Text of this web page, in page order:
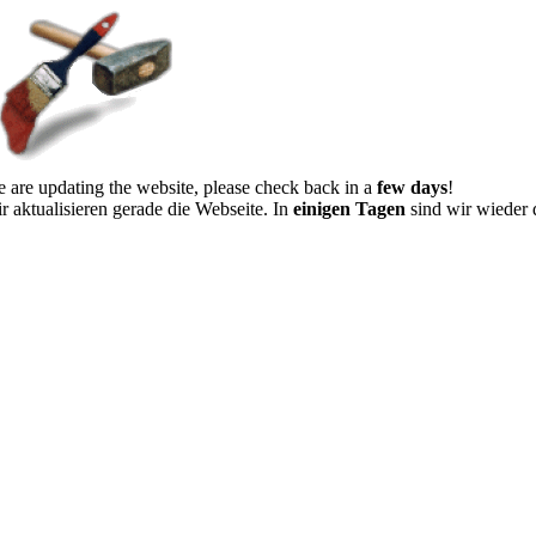
are updating the website, please check back in a few days!
aktualisieren gerade die Webseite. In einigen Tagen sind wir wieder